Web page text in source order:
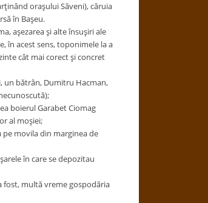
oraşului Săveni), căruia
în Başeu.
aşezarea şi alte însuşiri ale
în acest sens, toponimele la a
cât mai corect şi concret
un bătrân, Dumitru Hacman,
boierul Garabet Ciomag
al moşiei;
pe movila din marginea de
în care se depozitau
fost, multă vreme gospodăria